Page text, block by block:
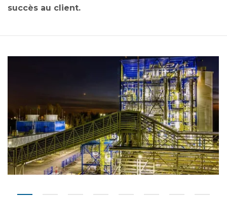
succès au client.